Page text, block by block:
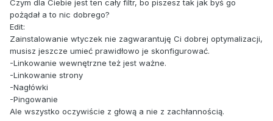
Czym dla Ciebie jest ten cały filtr, bo piszesz tak jak byś go
pożądał a to nic dobrego?
Edit:
Zainstalowanie wtyczek nie zagwarantuję Ci dobrej optymalizacji,
musisz jeszcze umieć prawidłowo je skonfigurować.
-Linkowanie wewnętrzne też jest ważne.
-Linkowanie strony
-Nagłówki
-Pingowanie
Ale wszystko oczywiście z głową a nie z zachłannością.